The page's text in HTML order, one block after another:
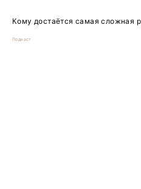
Кому достаётся самая сложная
Подкаст